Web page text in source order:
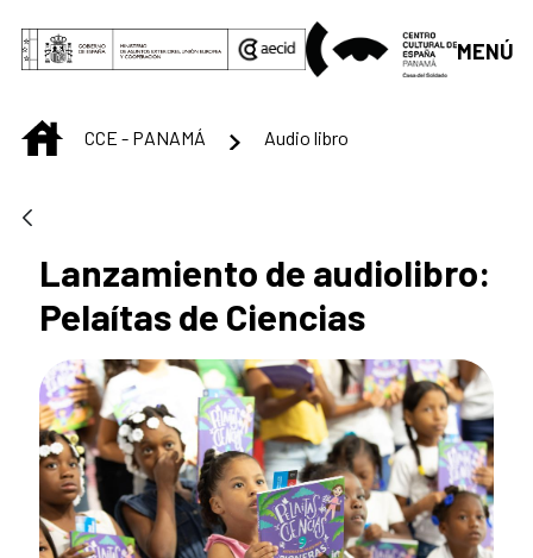
Saltar al contenido principal
MENÚ
INICIOCCE - PANAMÁ Audio libro
Lanzamiento de audiolibro:
Pelaítas de Ciencias